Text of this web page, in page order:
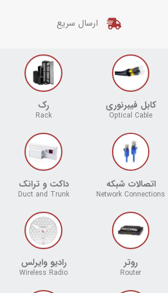
ارسال سریع
کابل فیبرنوری
Optical Cable
رک
Rack
اتصالات شبکه
Network Connections
داکت و ترانک
Duct and Trunk
روتر
Router
رادیو وایرلس
Wireless Radio